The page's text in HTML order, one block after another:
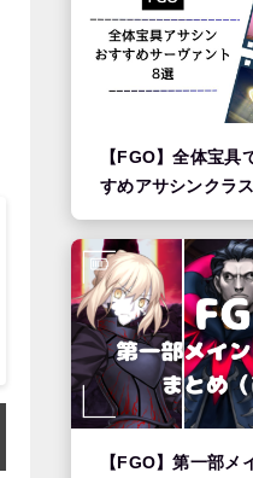
【FGO】全体宝具
すめアサシンクラ
【FGO】第一部メ